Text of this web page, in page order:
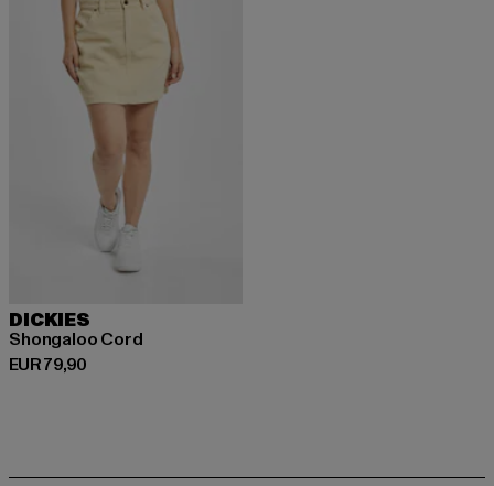
DICKIES
Shongaloo Cord
EUR 79,90
Derzeitiger Preis: EUR 79,90